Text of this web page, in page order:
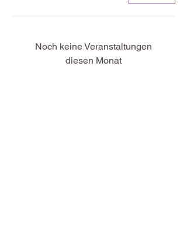
Noch keine Veranstaltungen
diesen Monat